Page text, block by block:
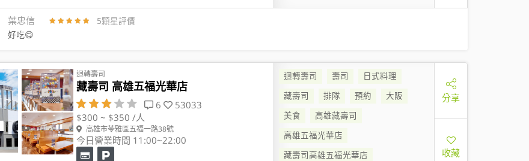
葉忠信 5顆星評價
好吃😋
迴轉壽司
藏壽司 高雄五福光華店
6
53033
$300 ~ $350 /人
高雄市苓雅區五福一路38號
今日營業時間 11:00~22:00
迴轉壽司 壽司
日式料理
藏壽司
排隊 預約
大阪
美食
高雄藏壽司
高雄五福光華店
藏壽司高雄五福光華店
分享
收藏